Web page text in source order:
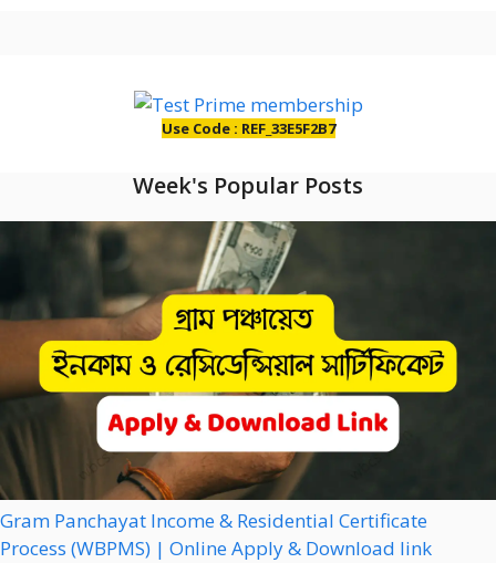
Use Code : REF_33E5F2B7
Week's Popular Posts
Gram Panchayat Income & Residential Certificate
Process (WBPMS) | Online Apply & Download link